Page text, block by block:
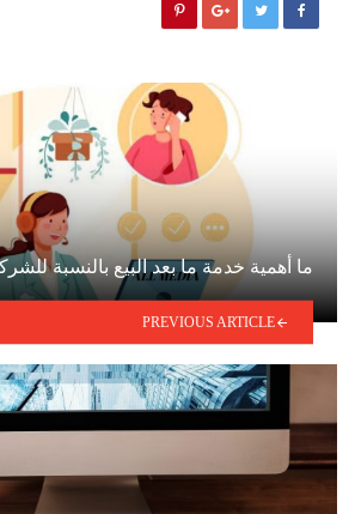
ما أهمية خدمة ما بعد البيع بالنسبة
PREVIOUS ARTICLE